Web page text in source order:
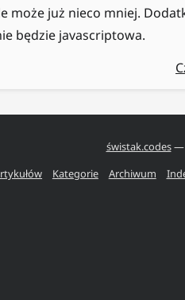
może już nieco mniej.
będzie javascriptowa.
świstak.codes—
Kategorie Archiwum